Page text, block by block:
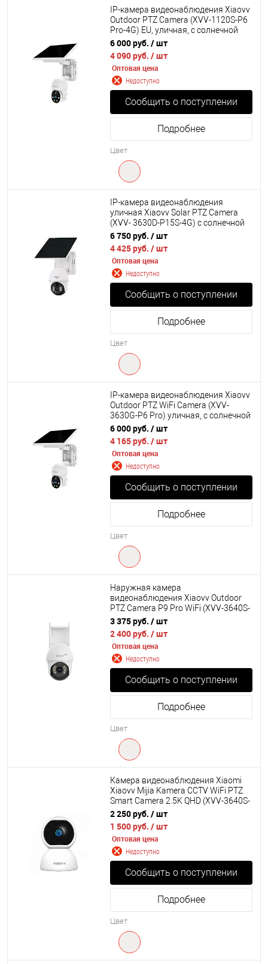
IP-камера видеонаблюдения Xiaovv
Outdoor PTZ Camera (XVV-1120S-P6
Pro-4G) EU, уличная, с солнечной
батареей
6 000 руб. / шт
4 090 руб. / шт
Оптовая цена
Недоступно
Сообщить о поступлении
Подробнее
Цвет
IP-камера видеонаблюдения
уличная Xiaovv Solar PTZ Camera
(XVV- 3630D-P15S-4G) с солнечной
батареей
6 750 руб. / шт
4 425 руб. / шт
Оптовая цена
Недоступно
Сообщить о поступлении
Подробнее
Цвет
IP-камера видеонаблюдения Xiaovv
Outdoor PTZ WiFi Camera (XVV-
3630G-P6 Pro) уличная, с солнечной
батареей Global
6 000 руб. / шт
4 165 руб. / шт
Оптовая цена
Недоступно
Сообщить о поступлении
Подробнее
Цвет
Наружная камера
видеонаблюдения Xiaovv Outdoor
PTZ Camera P9 Pro WiFi (XVV-3640S-
P9 WIFI) Global
3 375 руб. / шт
2 400 руб. / шт
Оптовая цена
Недоступно
Сообщить о поступлении
Подробнее
Цвет
Камера видеонаблюдения Xiaomi
Xiaovv Mijia Kamera CCTV WiFi PTZ
Smart Camera 2.5K QHD (XVV-3640S-
Q2)
2 250 руб. / шт
1 500 руб. / шт
Оптовая цена
Недоступно
Сообщить о поступлении
Подробнее
Цвет